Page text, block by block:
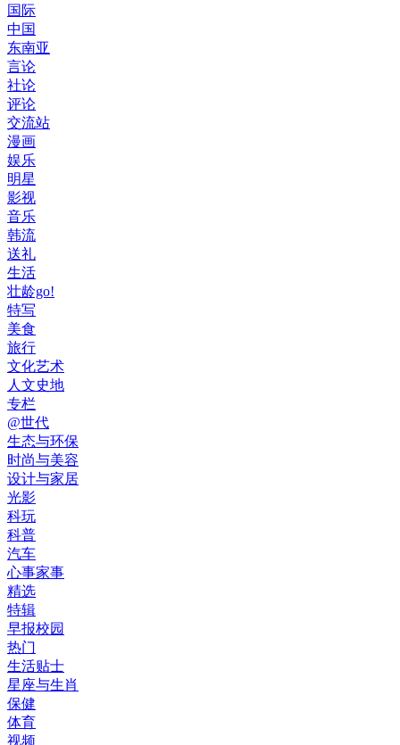
国际
中国
东南亚
言论
社论
评论
交流站
漫画
娱乐
明星
影视
音乐
韩流
送礼
生活
壮龄go!
特写
美食
旅行
文化艺术
人文史地
专栏
@世代
生态与环保
时尚与美容
设计与家居
光影
科玩
科普
汽车
心事家事
精选
特辑
早报校园
热门
生活贴士
星座与生肖
保健
体育
视频